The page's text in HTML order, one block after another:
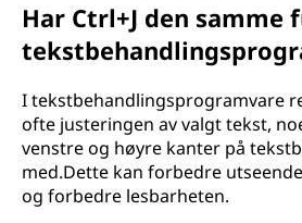
Har Ctrl+J den samme
I tekstbehandlingsprogramvare
ofte justeringen av valgt tekst,
venstre og høyre kanter på
med.Dette kan forbedre
og forbedre lesbarheten.